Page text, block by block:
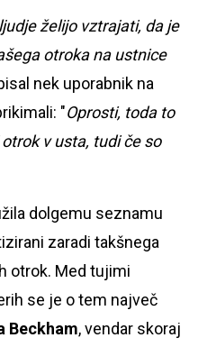
želijo vztrajati, da je
otroka na ustnice
nek uporabnik na
"Oprosti, toda to
v usta, tudi če so
dolgemu seznamu
zaradi takšnega
otrok. Med tujimi
se je o tem največ
Beckham, vendar skoraj